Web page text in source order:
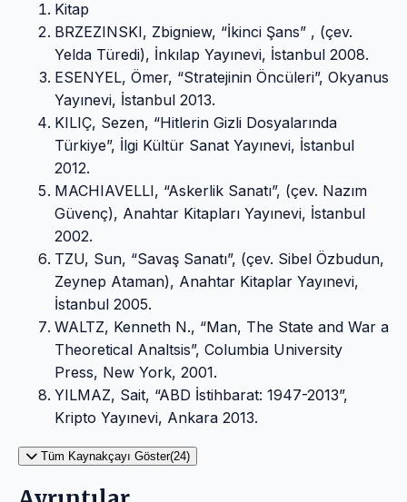
Kitap
BRZEZINSKI, Zbigniew, “İkinci Şans” , (çev.
Yelda Türedi), İnkılap Yayınevi, İstanbul 2008.
ESENYEL, Ömer, “Stratejinin Öncüleri”, Okyanus
Yayınevi, İstanbul 2013.
KILIÇ, Sezen, “Hitlerin Gizli Dosyalarında
Türkiye”, İlgi Kültür Sanat Yayınevi, İstanbul
2012.
MACHIAVELLI, “Askerlik Sanatı”, (çev. Nazım
Güvenç), Anahtar Kitapları Yayınevi, İstanbul
2002.
TZU, Sun, “Savaş Sanatı”, (çev. Sibel Özbudun,
Zeynep Ataman), Anahtar Kitaplar Yayınevi,
İstanbul 2005.
WALTZ, Kenneth N., “Man, The State and War a
Theoretical Analtsis”, Columbia University
Press, New York, 2001.
YILMAZ, Sait, “ABD İstihbarat: 1947-2013”,
Kripto Yayınevi, Ankara 2013.
Tüm Kaynakçayı Göster(24)